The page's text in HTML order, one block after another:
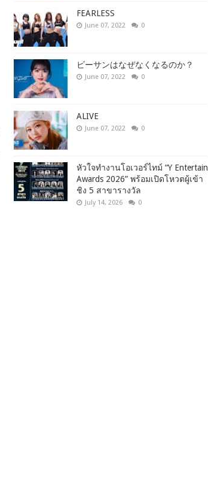
FEARLESS
June 07, 2022 0
ビーサンはなぜなくなるのか？
June 07, 2022 0
ALIVE
June 07, 2022 0
หัวใจทำงานโอเวอร์ไทม์ “Y Entertain
Awards 2026” พร้อมเปิดโหวตผู้เข้า
ชิง 5 สาขารางวัล
July 14, 2026 0